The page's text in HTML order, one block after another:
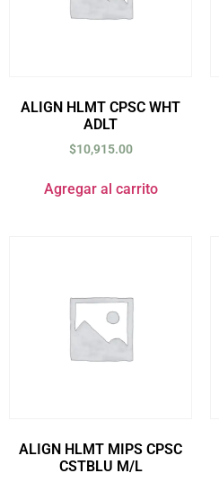
ALIGN HLMT CPSC WHT
ADLT
$10,915.00
Agregar al carrito
ALIGN HLMT MIPS CPSC
CSTBLU M/L